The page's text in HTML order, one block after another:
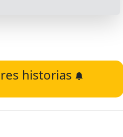
historias